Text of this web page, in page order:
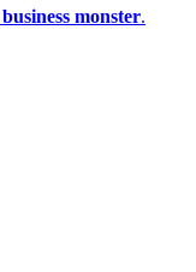
monster.